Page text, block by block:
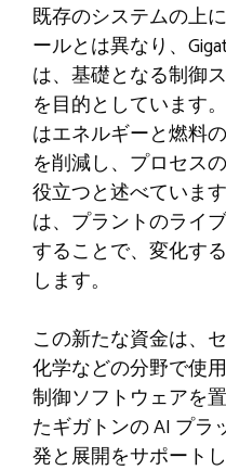
既存のシステムの上
ールとは異なり、
は、基礎となる制御
を目的としています
はエネルギーと燃料
を削減し、プロセス
役立つと述べていま
は、プラントのライ
することで、変化す
します。
この新たな資金は、
化学などの分野で使
制御ソフトウェアを
たギガトンの AI プ
発と展開をサポートし